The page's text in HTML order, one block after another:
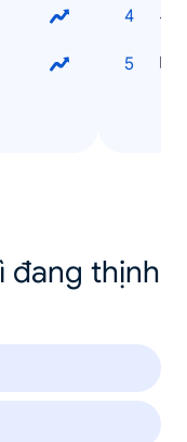
선
내
đang thịnh